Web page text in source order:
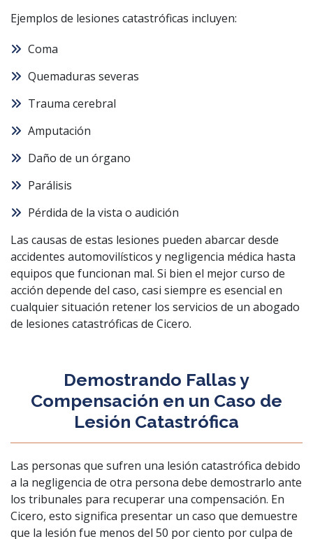
Ejemplos de lesiones catastróficas incluyen:
Coma
Quemaduras severas
Trauma cerebral
Amputación
Daño de un órgano
Parálisis
Pérdida de la vista o audición
Las causas de estas lesiones pueden abarcar desde
accidentes automovilísticos y negligencia médica hasta
equipos que funcionan mal. Si bien el mejor curso de
acción depende del caso, casi siempre es esencial en
cualquier situación retener los servicios de un abogado
de lesiones catastróficas de Cicero.
Demostrando Fallas y
Compensación en un Caso de
Lesión Catastrófica
Las personas que sufren una lesión catastrófica debido
a la negligencia de otra persona debe demostrarlo ante
los tribunales para recuperar una compensación. En
Cicero, esto significa presentar un caso que demuestre
que la lesión fue menos del 50 por ciento por culpa de